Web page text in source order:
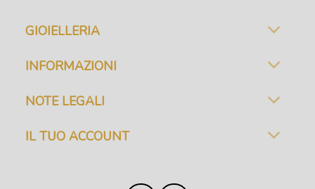
GIOIELLERIA
INFORMAZIONI
NOTE LEGALI
IL TUO ACCOUNT